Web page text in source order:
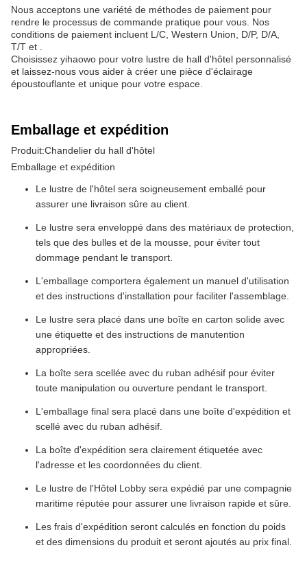
Nous acceptons une variété de méthodes de paiement pour
rendre le processus de commande pratique pour vous. Nos
conditions de paiement incluent L/C, Western Union, D/P, D/A,
T/T et .
Choisissez yihaowo pour votre lustre de hall d'hôtel personnalisé
et laissez-nous vous aider à créer une pièce d'éclairage
époustouflante et unique pour votre espace.
Emballage et expédition
Produit:Chandelier du hall d'hôtel
Emballage et expédition
Le lustre de l'hôtel sera soigneusement emballé pour
assurer une livraison sûre au client.
Le lustre sera enveloppé dans des matériaux de protection,
tels que des bulles et de la mousse, pour éviter tout
dommage pendant le transport.
L'emballage comportera également un manuel d'utilisation
et des instructions d'installation pour faciliter l'assemblage.
Le lustre sera placé dans une boîte en carton solide avec
une étiquette et des instructions de manutention
appropriées.
La boîte sera scellée avec du ruban adhésif pour éviter
toute manipulation ou ouverture pendant le transport.
L'emballage final sera placé dans une boîte d'expédition et
scellé avec du ruban adhésif.
La boîte d'expédition sera clairement étiquetée avec
l'adresse et les coordonnées du client.
Le lustre de l'Hôtel Lobby sera expédié par une compagnie
maritime réputée pour assurer une livraison rapide et sûre.
Les frais d'expédition seront calculés en fonction du poids
et des dimensions du produit et seront ajoutés au prix final.